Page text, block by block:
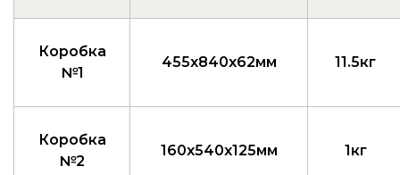
Коробка
№1
455x840x62мм 11.5кг
Коробка
№2
160x540x125мм 1кг